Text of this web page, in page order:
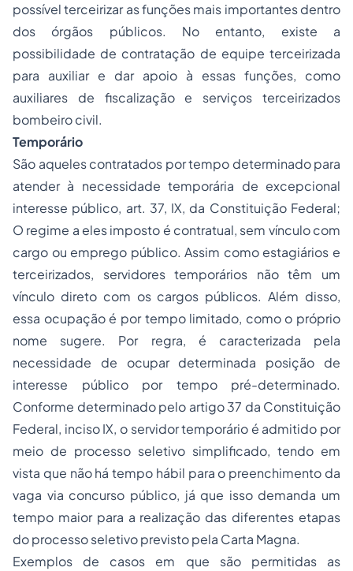
possível terceirizar as funções mais importantes dentro
dos órgãos públicos. No entanto, existe a
possibilidade de contratação de equipe terceirizada
para auxiliar e dar apoio à essas funções, como
auxiliares de fiscalização e serviços terceirizados
bombeiro civil.
Temporário
São aqueles contratados por tempo determinado para
atender à necessidade temporária de excepcional
interesse público, art. 37, IX, da Constituição Federal;
O regime a eles imposto é contratual, sem vínculo com
cargo ou emprego público. Assim como estagiários e
terceirizados, servidores temporários não têm um
vínculo direto com os cargos públicos. Além disso,
essa ocupação é por tempo limitado, como o próprio
nome sugere. Por regra, é caracterizada pela
necessidade de ocupar determinada posição de
interesse público por tempo pré-determinado.
Conforme determinado pelo artigo 37 da Constituição
Federal, inciso IX, o servidor temporário é admitido por
meio de processo seletivo simplificado, tendo em
vista que não há tempo hábil para o preenchimento da
vaga via concurso público, já que isso demanda um
tempo maior para a realização das diferentes etapas
do processo seletivo previsto pela Carta Magna.
Exemplos de casos em que são permitidas as